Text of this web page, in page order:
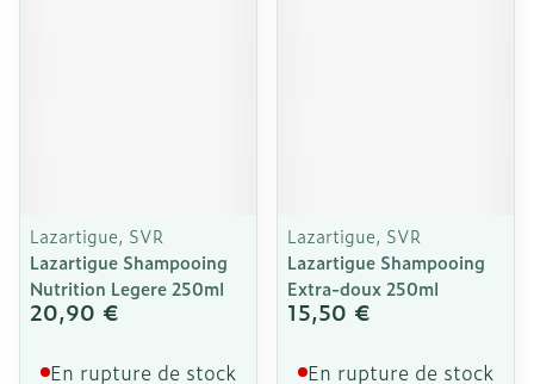
Lazartigue, SVR
Lazartigue Shampooing
Nutrition Legere 250ml
20,90 €
En rupture de stock
Lazartigue, SVR
Lazartigue Shampooing
Extra-doux 250ml
15,50 €
En rupture de stock